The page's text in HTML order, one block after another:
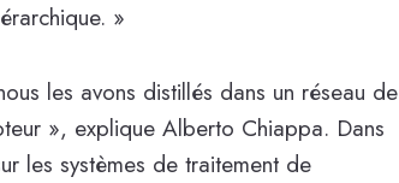
»
les avons distillés dans un réseau de
», explique Alberto Chiappa. Dans
les systèmes de traitement de